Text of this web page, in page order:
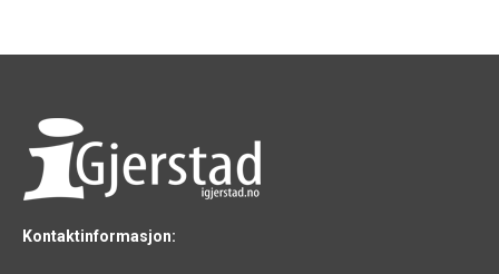
Kontaktinformasjon: